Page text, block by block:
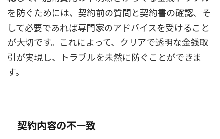
を防ぐためには、契約前の質問と契約書の確認、そ
して必要であれば専門家のアドバイスを受けること
が大切です。これによって、クリアで透明な金銭取
引が実現し、トラブルを未然に防ぐことができま
す。
契約内容の不一致